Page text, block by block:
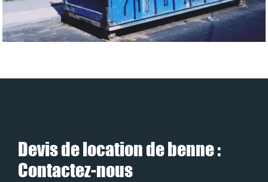
Devis de location de benne :
Contactez-nous